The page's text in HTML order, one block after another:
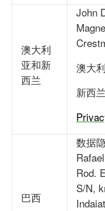
澳大利
亚和新
西兰
John
澳大
新西
巴西
数据
Rod.
S/N,